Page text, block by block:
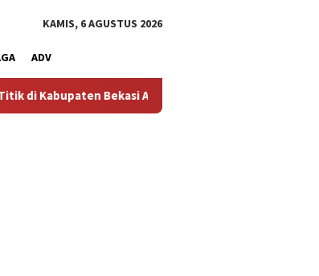
KAMIS, 6 AGUSTUS 2026
ADV
Alami Krisis Air Bersih